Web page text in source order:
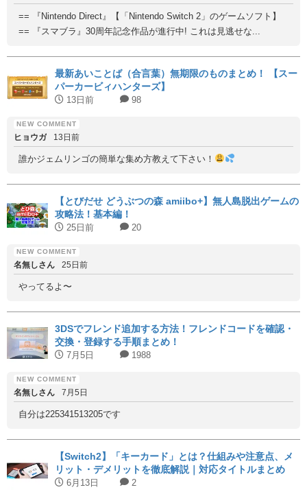
== 『Nintendo Direct』【「Nintendo Switch 2」のゲームソフト】
== 『スマブラ』30周年記念作品が進行中! これは見逃せな...
最新あいことば（合言葉）無期限のものまとめ！ 【スー
パーカービィハンターズ】
13日前 98
ヒョウガ 13日前
誰かジェムリンゴの簡単な集め方教えて下さい！
【とびだせ どうぶつの森 amiibo+】無人島脱出ゲームの
攻略法！基本編！
25日前 20
名無しさん 25日前
やってるよ〜
3DSでフレンド追加する方法！フレンドコードを確認・
交換・登録する手順まとめ！
7月5日 1988
名無しさん 7月5日
自分は225341513205です
【Switch2】「キーカード」とは？仕組みや注意点、メ
リット・デメリットを徹底解説｜対応タイトルまとめ
6月13日 2